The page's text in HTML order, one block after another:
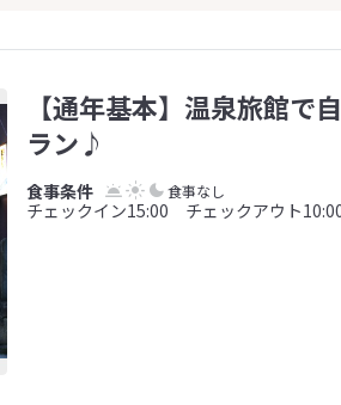
【通年基本】温泉旅館で
ラン♪
食事なし
チェックイン15:00 チェックアウト